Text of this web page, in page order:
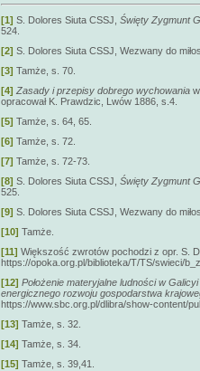
[1] S. Dolores Siuta CSSJ, Święty Zygmunt
524.
[2] S. Dolores Siuta CSSJ, Wezwany do
[3] Tamże, s. 70.
[4] Zasady i przepisy dobrego wychowania
opracował K. Prawdzic, Lwów 1886, s.4.
[5] Tamże, s. 64, 65.
[6] Tamże, s. 72.
[7] Tamże, s. 72-73.
[8] S. Dolores Siuta CSSJ, Święty Zygmunt
525.
[9] S. Dolores Siuta CSSJ, Wezwany do
[10] Tamże.
[11] Większość zwrotów pochodzi z opr. S.
https://opoka.org.pl/biblioteka/T/TS/swieci/
[12] Położenie materyjalne ludności w Galicyi
energicznego rozwoju gospodarstwa
https://www.sbc.org.pl/dlibra/show-content/
[13] Tamże, s. 32.
[14] Tamże, s. 34.
[15] Tamże, s. 39,41.